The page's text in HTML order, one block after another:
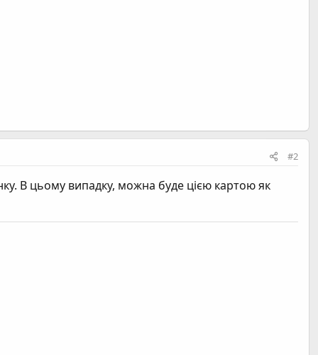
#2
В цьому випадку, можна буде цією картою як